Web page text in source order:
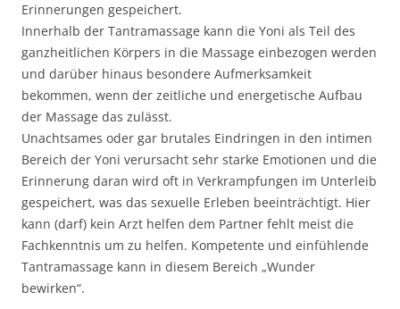
Erinnerungen gespeichert.
Innerhalb der Tantramassage kann die Yoni als Teil des
ganzheitlichen Körpers in die Massage einbezogen werden
und darüber hinaus besondere Aufmerksamkeit
bekommen, wenn der zeitliche und energetische Aufbau
der Massage das zulässt.
Unachtsames oder gar brutales Eindringen in den intimen
Bereich der Yoni verursacht sehr starke Emotionen und die
Erinnerung daran wird oft in Verkrampfungen im Unterleib
gespeichert, was das sexuelle Erleben beeinträchtigt. Hier
kann (darf) kein Arzt helfen dem Partner fehlt meist die
Fachkenntnis um zu helfen. Kompetente und einfühlende
Tantramassage kann in diesem Bereich „Wunder
bewirken“.